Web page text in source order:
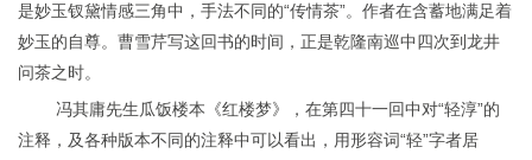
是妙玉钗黛情感三角中，手法不同的“传情茶”。作者在含蓄地满足着
妙玉的自尊。曹雪芹写这回书的时间，正是乾隆南巡中四次到龙井
问茶之时。
冯其庸先生瓜饭楼本《红楼梦》，在第四十一回中对“轻淳”的
注释，及各种版本不同的注释中可以看出，用形容词“轻”字者居